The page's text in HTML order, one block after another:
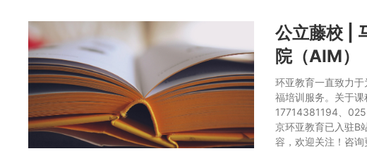
公立藤校 |
院（AIM）
环亚教育一直致力
福培训服务。关于课
17714381194、
京环亚教育已入驻B
容，欢迎关注！咨